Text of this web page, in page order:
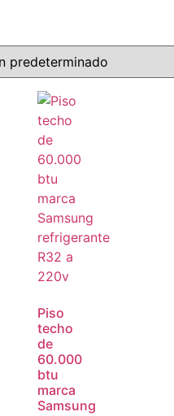
Piso
techo
de
60.000
btu
marca
Samsung